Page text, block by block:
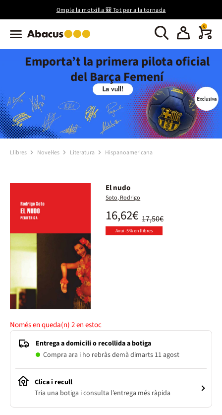
Omple la motxilla 🎒 Tot per a la tornada
0
Emporta’t la primera pilota oficial
del Barça Femení
Llibres Novel·les Literatura Hispanoamericana
El nudo
Soto, Rodrigo
17,50€
16,62€
Avui -5% en llibres
Només en queda(n)2en estoc
Entrega a domicili o recollida a botiga
Compra ara i ho rebràs demà dimarts 11 agost
Clica i recull
Tria una botiga i consulta l’entrega més ràpida